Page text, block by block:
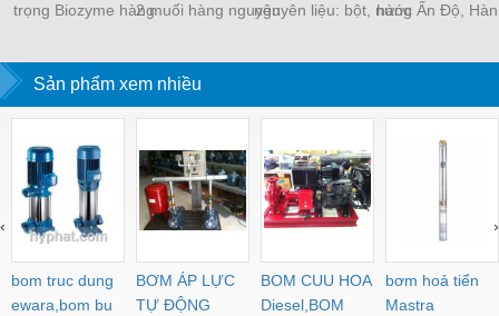
trọng Biozyme hàng2 muối hàng nguyên
sản phẩm EDTA tốt
nhất hiện nay
nguyên liệu: bột, nước
phẩm yucca tốt nhất
hàng Ấn Độ,
giảm tảo
Sản phẩm xem nhiều
bom truc dung
ewara,bom bu
BƠM ÁP LỰC
TỰ ĐỘNG
BOM CUU HOA
Diesel,BOM
bơm hoả tiển
Mastra
‹ ›